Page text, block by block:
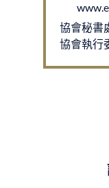
協會秘書
協會執行